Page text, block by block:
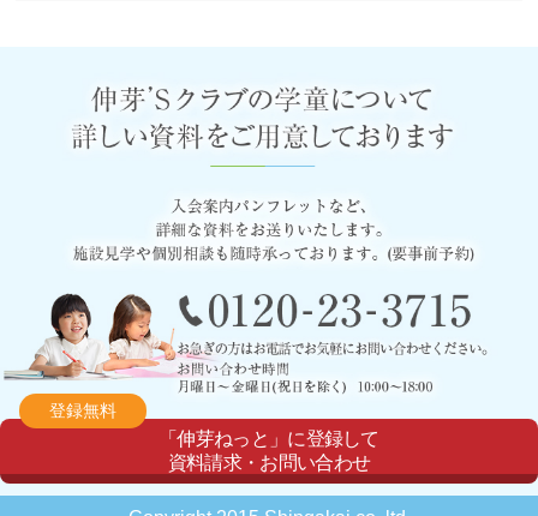
登録無料
「伸芽ねっと」に登録して
資料請求・お問い合わせ